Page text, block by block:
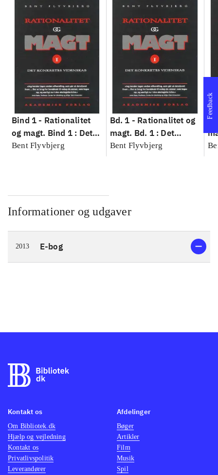
Bind 1 - Rationalitet
og magt. Bind 1 : Det
konkretes videnskab
Bent Flyvbjerg
Bd. 1 - Rationalitet og
magt. Bd. 1 : Det
konkretes videnskab
Bent Flyvbjerg
Informationer og udgaver
2013 E-bog
Feedback
Kontakt os
Om Bibliotek.dk
Hjælp og vejledning
Kontakt os
Privatlivspolitik
Leverandører
Afdelinger
Bøger
Artikler
Film
Musik
Spil